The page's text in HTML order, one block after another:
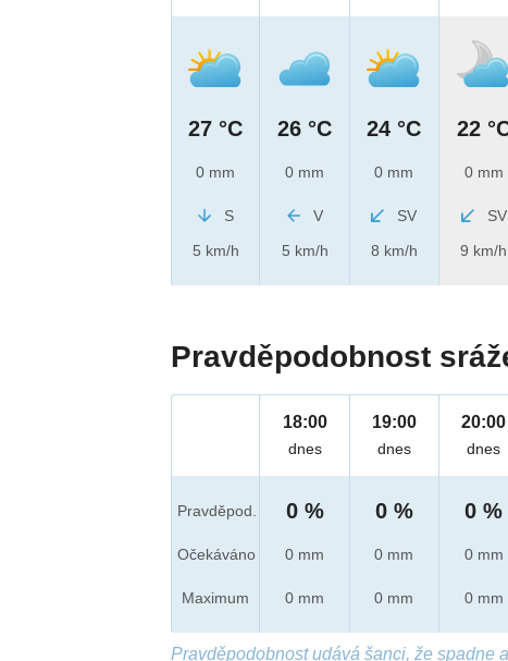
27 °C
0 mm
S
5 km/h
26 °C
0 mm
V
5 km/h
24 °C
0 mm
SV
8 km/h
22
0 mm
SV
9 km/h
Pravděpodobnost
Pravděpod.
Očekáváno
Maximum
18:00
dnes
0 %
0 mm
0 mm
19:00
dnes
0 %
0 mm
0 mm
20:00
dnes
0 %
0 mm
0 mm
Pravděpodobnost udává šanci, že spadne